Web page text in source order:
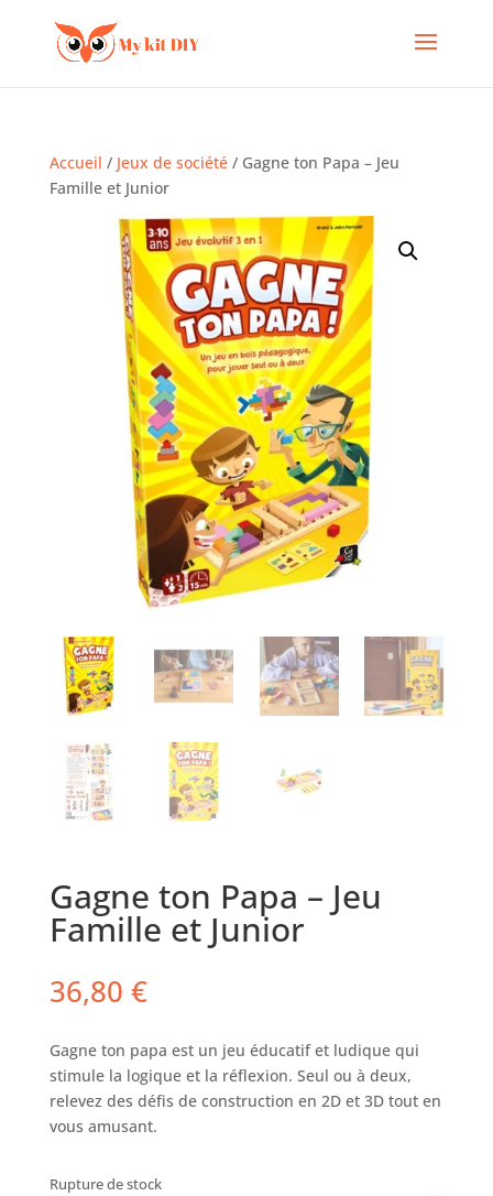
Accueil / Jeux de société/ Gagne ton Papa – Jeu
Famille et Junior
Gagne ton Papa – Jeu
Famille et Junior
36,80 €
Gagne ton papa est un jeu éducatif et ludique qui
stimule la logique et la réflexion. Seul ou à deux,
relevez des défis de construction en 2D et 3D tout en
vous amusant.
Rupture de stock